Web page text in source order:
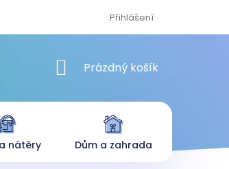
Přihlášení
NÁKUPNÍ KOŠÍK
Prázdný košík
nátěry Dům a zahrada